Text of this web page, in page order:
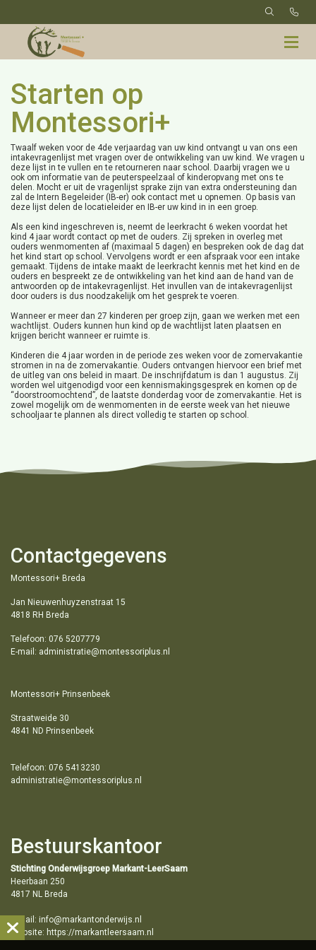
Starten op
Montessori+
Twaalf weken voor de 4de verjaardag van uw kind ontvangt u van ons een
intakevragenlijst met vragen over de ontwikkeling van uw kind. We vragen u
deze lijst in te vullen en te retourneren naar school. Daarbij vragen we u
ook om informatie van de peuterspeelzaal of kinderopvang met ons te
delen. Mocht er uit de vragenlijst sprake zijn van extra ondersteuning dan
zal de Intern Begeleider (IB-er) ook contact met u opnemen. Op basis van
deze lijst delen de locatieleider en IB-er uw kind in in een groep.
Als een kind ingeschreven is, neemt de leerkracht 6 weken voordat het
kind 4 jaar wordt contact op met de ouders. Zij spreken in overleg met
ouders wenmomenten af (maximaal 5 dagen) en bespreken ook de dag dat
het kind start op school. Vervolgens wordt er een afspraak voor een intake
gemaakt. Tijdens de intake maakt de leerkracht kennis met het kind en de
ouders en bespreekt ze de ontwikkeling van het kind aan de hand van de
antwoorden op de intakevragenlijst. Het invullen van de intakevragenlijst
door ouders is dus noodzakelijk om het gesprek te voeren.
Wanneer er meer dan 27 kinderen per groep zijn, gaan we werken met een
wachtlijst. Ouders kunnen hun kind op de wachtlijst laten plaatsen en
krijgen bericht wanneer er ruimte is.
Kinderen die 4 jaar worden in de periode zes weken voor de zomervakantie
stromen in na de zomervakantie. Ouders ontvangen hiervoor een brief met
de uitleg van ons beleid in maart. De inschrijfdatum is dan 1 augustus. Zij
worden wel uitgenodigd voor een kennismakingsgesprek en komen op de
“doorstroomochtend”, de laatste donderdag voor de zomervakantie. Het is
zowel mogelijk om de wenmomenten in de eerste week van het nieuwe
schooljaar te plannen als direct volledig te starten op school.
Contactgegevens
Montessori+ Breda
Jan Nieuwenhuyzenstraat 15
4818 RH Breda
Telefoon: 076 5207779
E-mail: administratie@montessoriplus.nl
Montessori+ Prinsenbeek
Straatweide 30
4841 ND Prinsenbeek
Telefoon: 076 5413230
administratie@montessoriplus.nl
Bestuurskantoor
Stichting Onderwijsgroep Markant-LeerSaam
Heerbaan 250
4817 NL Breda
E-mail: info@markantonderwijs.nl
Website: https://markantleersaam.nl